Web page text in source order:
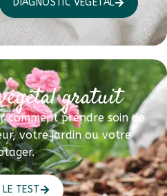
DIAGNOSTIC VÉGÉTAL
gratuit
comment prendre soin de
votre jardin ou votre
LE TEST